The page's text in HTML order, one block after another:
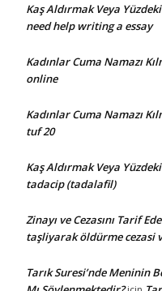
Kaş Aldırmak Veya
need help writing a essay
Kadınlar Cuma Namazı
online
Kadınlar Cuma Namazı
tuf 20
Kaş Aldırmak Veya
tadacip (tadalafil)
Zinayı ve Cezasını Tarif
taşliyarak öldürme cezasi
Tarık Suresi’nde Meninin